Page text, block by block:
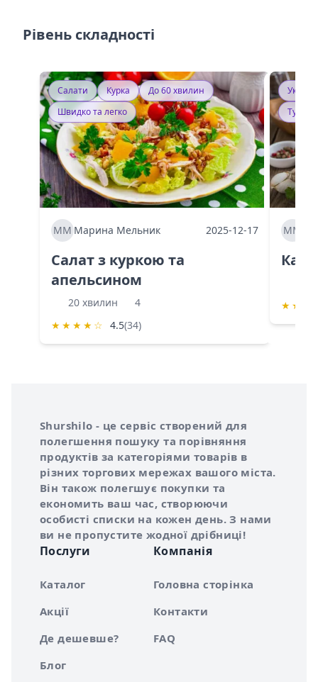
Рівень складності
Салати Курка
До 60 хвилин
Швидко та легко
ММ Марина Мельник 2025-12-17
Салат з куркою та
апельсином
20 хвилин
4
★ ★ ★ ★ ☆ 4.5(34)
ММ
★ ★
Про сервіс Shurshilo
Shurshilo - це сервіс створений для
полегшення пошуку та порівняння
продуктів за категоріями товарів в
різних торгових мережах вашого міста.
Він також полегшує покупки та
економить ваш час, створюючи
особисті списки на кожен день. З нами
ви не пропустите жодної дрібниці!
Послуги
Каталог
Акції
Де дешевше?
Блог
Компанія
Головна сторінка
Контакти
FAQ